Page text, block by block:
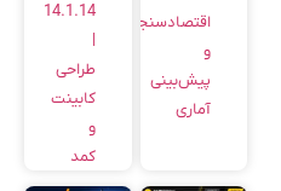
اقتصادسنجی
و
پیش‌بینی
آماری
14.1.14
طراحی
کابینت
و
کمد